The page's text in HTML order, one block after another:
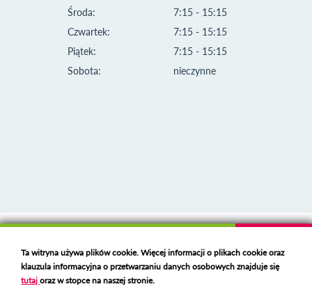
Środa:
Czwartek:
Piątek:
Sobota:
7:15 - 15:15
7:15 - 15:15
7:15 - 15:15
nieczynne
Deklaracja dostępności
Polski serwer RBL
https://polspam.pl/
Ta witryna używa plików cookie. Więcej informacji o plikach cookie oraz
klauzula informacyjna o przetwarzaniu danych osobowych znajduje się
tutajoraz w stopce na naszej stronie.